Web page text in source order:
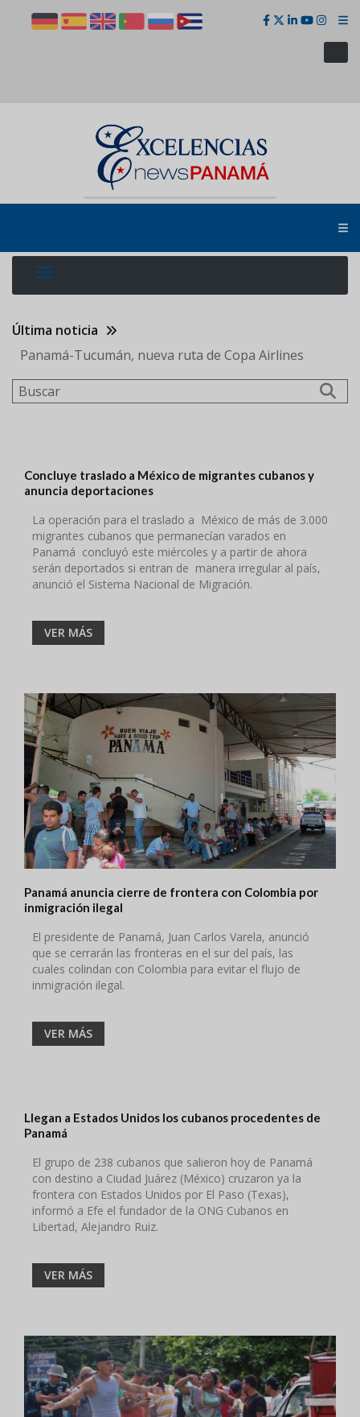
Última noticia
Panamá-Tucumán, nueva ruta de Copa Airlines
Buscar
Concluye traslado a México de migrantes cubanos y
anuncia deportaciones
La operación para el traslado a México de más de 3.000
migrantes cubanos que permanecían varados en
Panamá concluyó este miércoles y a partir de ahora
serán deportados si entran de manera irregular al país,
anunció el Sistema Nacional de Migración.
VER MÁS
Panamá anuncia cierre de frontera con Colombia por
inmigración ilegal
El presidente de Panamá, Juan Carlos Varela, anunció
que se cerrarán las fronteras en el sur del país, las
cuales colindan con Colombia para evitar el flujo de
inmigración ilegal.
VER MÁS
Llegan a Estados Unidos los cubanos procedentes de
Panamá
El grupo de 238 cubanos que salieron hoy de Panamá
con destino a Ciudad Juárez (México) cruzaron ya la
frontera con Estados Unidos por El Paso (Texas),
informó a Efe el fundador de la ONG Cubanos en
Libertad, Alejandro Ruiz.
VER MÁS